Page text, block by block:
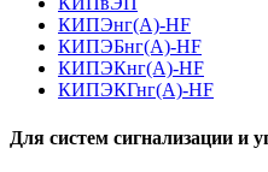
КИПЭнг(А)-HF
КИПЭБнг(А)-HF
КИПЭКнг(А)-HF
КИПЭКГнг(А)-HF
Для систем сигнализации и